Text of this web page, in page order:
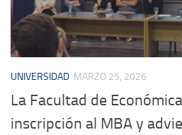
UNIVERSIDAD MARZO 25, 2026
La Facultad de
inscripción al MBA y